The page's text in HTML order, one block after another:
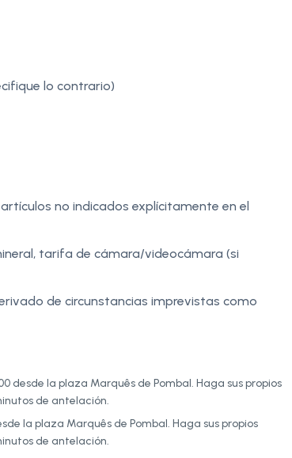
lo contrario)
no indicados explícitamente en el
tarifa de cámara/videocámara (si
de circunstancias imprevistas como
desde la plaza Marquês de Pombal. Haga sus propios
de antelación.
la plaza Marquês de Pombal. Haga sus propios
de antelación.